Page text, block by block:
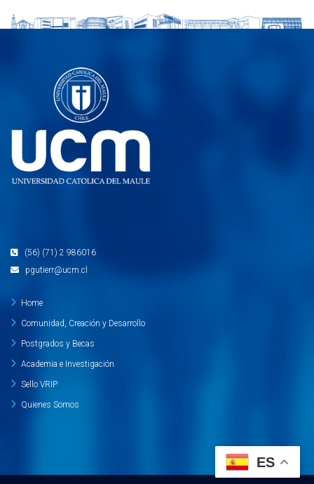
(56) (71) 2 986016
pgutierr@ucm.cl
Home
Comunidad, Creación y Desarrollo
Postgrados y Becas
Academia e Investigación
Sello VRIP
Quienes Somos
ES